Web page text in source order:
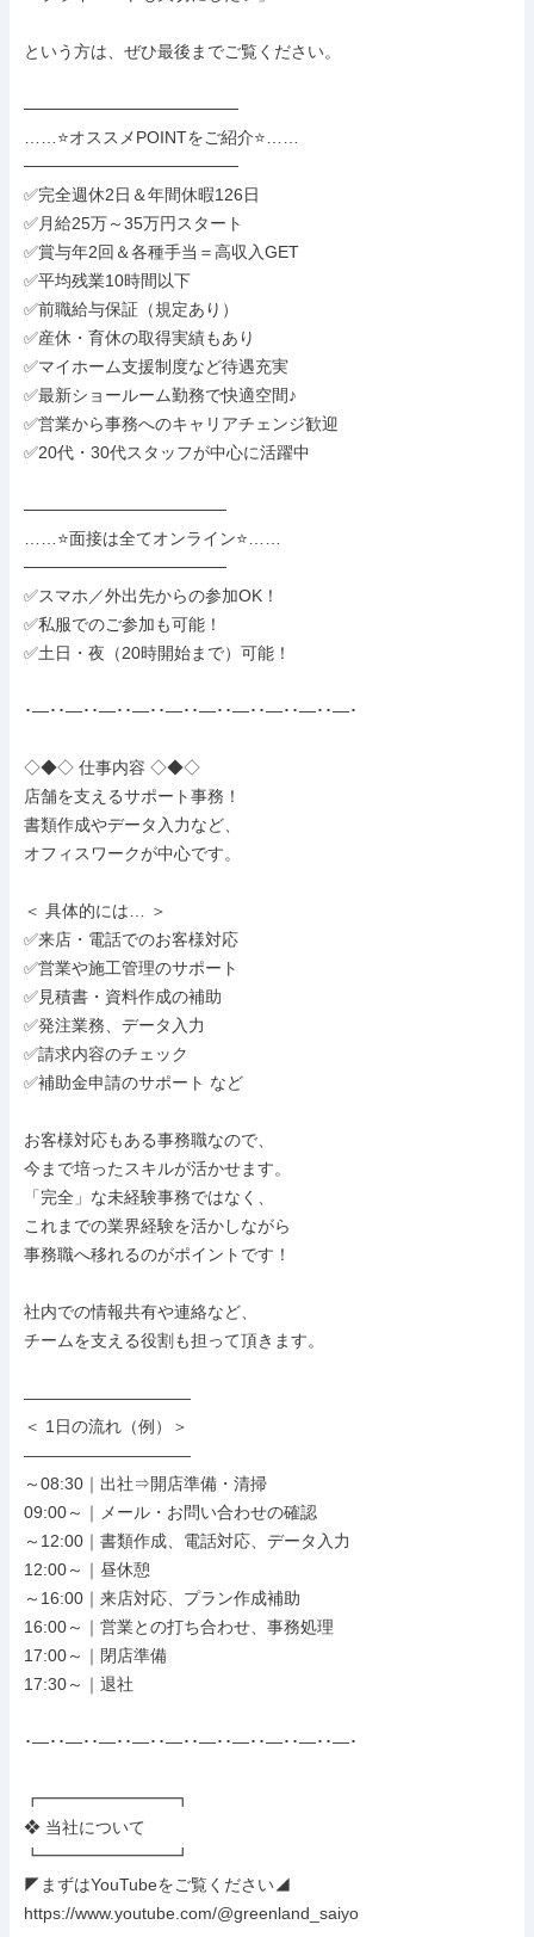
という方は、ぜひ最後までご覧ください。
──────────────────
……⭐オススメPOINTをご紹介⭐……
──────────────────
✅完全週休2日＆年間休暇126日
✅月給25万～35万円スタート
✅賞与年2回＆各種手当＝高収入GET
✅平均残業10時間以下
✅前職給与保証（規定あり）
✅産休・育休の取得実績もあり
✅マイホーム支援制度など待遇充実
✅最新ショールーム勤務で快適空間♪
✅営業から事務へのキャリアチェンジ歓迎
✅20代・30代スタッフが中心に活躍中
─────────────────
……⭐面接は全てオンライン⭐……
─────────────────
✅スマホ／外出先からの参加OK！
✅私服でのご参加も可能！
✅土日・夜（20時開始まで）可能！
･―･･―･･―･･―･･―･･―･･―･･―･･―･･―･
◇◆◇ 仕事内容 ◇◆◇
店舗を支えるサポート事務！
書類作成やデータ入力など、
オフィスワークが中心です。
＜ 具体的には… ＞
✅来店・電話でのお客様対応
✅営業や施工管理のサポート
✅見積書・資料作成の補助
✅発注業務、データ入力
✅請求内容のチェック
✅補助金申請のサポート など
お客様対応もある事務職なので、
今まで培ったスキルが活かせます。
「完全」な未経験事務ではなく、
これまでの業界経験を活かしながら
事務職へ移れるのがポイントです！
社内での情報共有や連絡など、
チームを支える役割も担って頂きます。
――――――――――
＜ 1日の流れ（例）＞
――――――――――
～08:30｜出社⇒開店準備・清掃
09:00～｜メール・お問い合わせの確認
～12:00｜書類作成、電話対応、データ入力
12:00～｜昼休憩
～16:00｜来店対応、プラン作成補助
16:00～｜営業との打ち合わせ、事務処理
17:00～｜閉店準備
17:30～｜退社
･―･･―･･―･･―･･―･･―･･―･･―･･―･･―･
┏━━━━━━━━┓
❖ 当社について
┗━━━━━━━━┛
◤まずはYouTubeをご覧ください◢
https://www.youtube.com/@greenland_saiyo